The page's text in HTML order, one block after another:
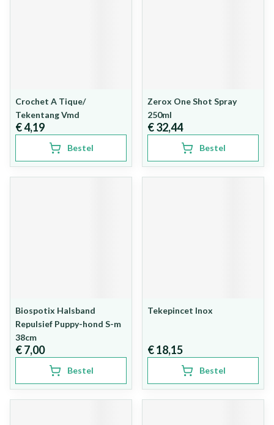
Crochet A Tique/
Tekentang Vmd
€ 4,19
Bestel
Zerox One Shot Spray
250ml
€ 32,44
Bestel
Biospotix Halsband
Repulsief Puppy-hond S-m
38cm
€ 7,00
Bestel
Tekepincet Inox
€ 18,15
Bestel